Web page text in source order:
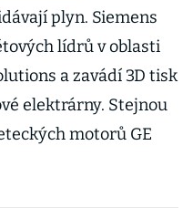
plyn. Siemens
lídrů v oblasti
a zavádí 3D tisk
elektrárny. Stejnou
motorů GE